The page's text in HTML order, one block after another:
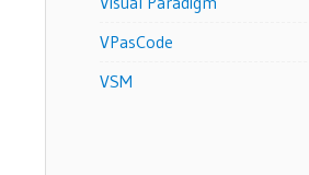
VPasCode
VSM